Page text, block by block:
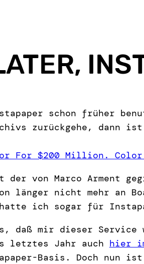
schon früher
zurückgehe,
For $200 Million. Color
der von Marco Arment
länger nicht mehr an
ich sogar für
daß mir dieser
letztes Jahr auch hier
Basis. Doch nun